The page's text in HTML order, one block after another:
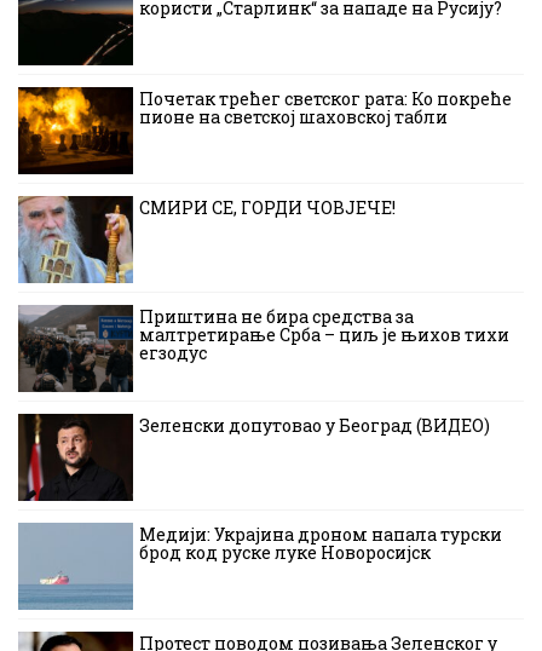
користи „Старлинк“ за нападе на Русију?
Почетак трећег светског рата: Ко покреће
пионе на светској шаховској табли
СМИРИ СЕ, ГОРДИ ЧОВЈЕЧЕ!
Приштина не бира средства за
малтретирање Срба – циљ је њихов тихи
егзодус
Зеленски допутовао у Београд (ВИДЕО)
Медији: Украјина дроном напала турски
брод код руске луке Новоросијск
Протест поводом позивања Зеленског у